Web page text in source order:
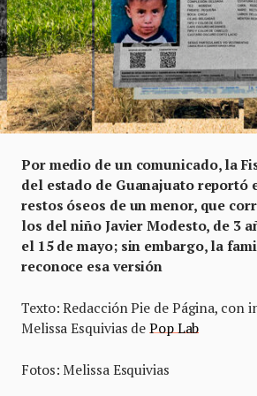
Por medio de un comunicado, la
del estado de Guanajuato reportó
restos óseos de un menor, que
los del niño Javier Modesto, de 3
el 15 de mayo; sin embargo, la
reconoce esa versión
Texto: Redacción Pie de Página, con
Melissa Esquivias dePop Lab
Fotos: Melissa Esquivias